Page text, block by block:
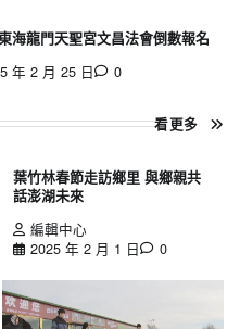
海龍門天聖宮文昌法會倒數報名
年 2 月 25 日 0
看更多
葉竹林春節走訪鄉里 與鄉親共
話澎湖未來
編輯中心
2025 年 2 月 1 日
0